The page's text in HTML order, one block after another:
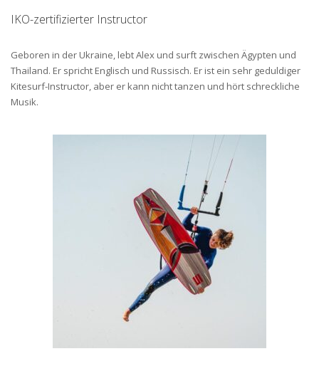
IKO-zertifizierter Instructor
Geboren in der Ukraine, lebt Alex und surft zwischen Ägypten und
Thailand. Er spricht Englisch und Russisch. Er ist ein sehr geduldiger
Kitesurf-Instructor, aber er kann nicht tanzen und hört schreckliche
Musik.